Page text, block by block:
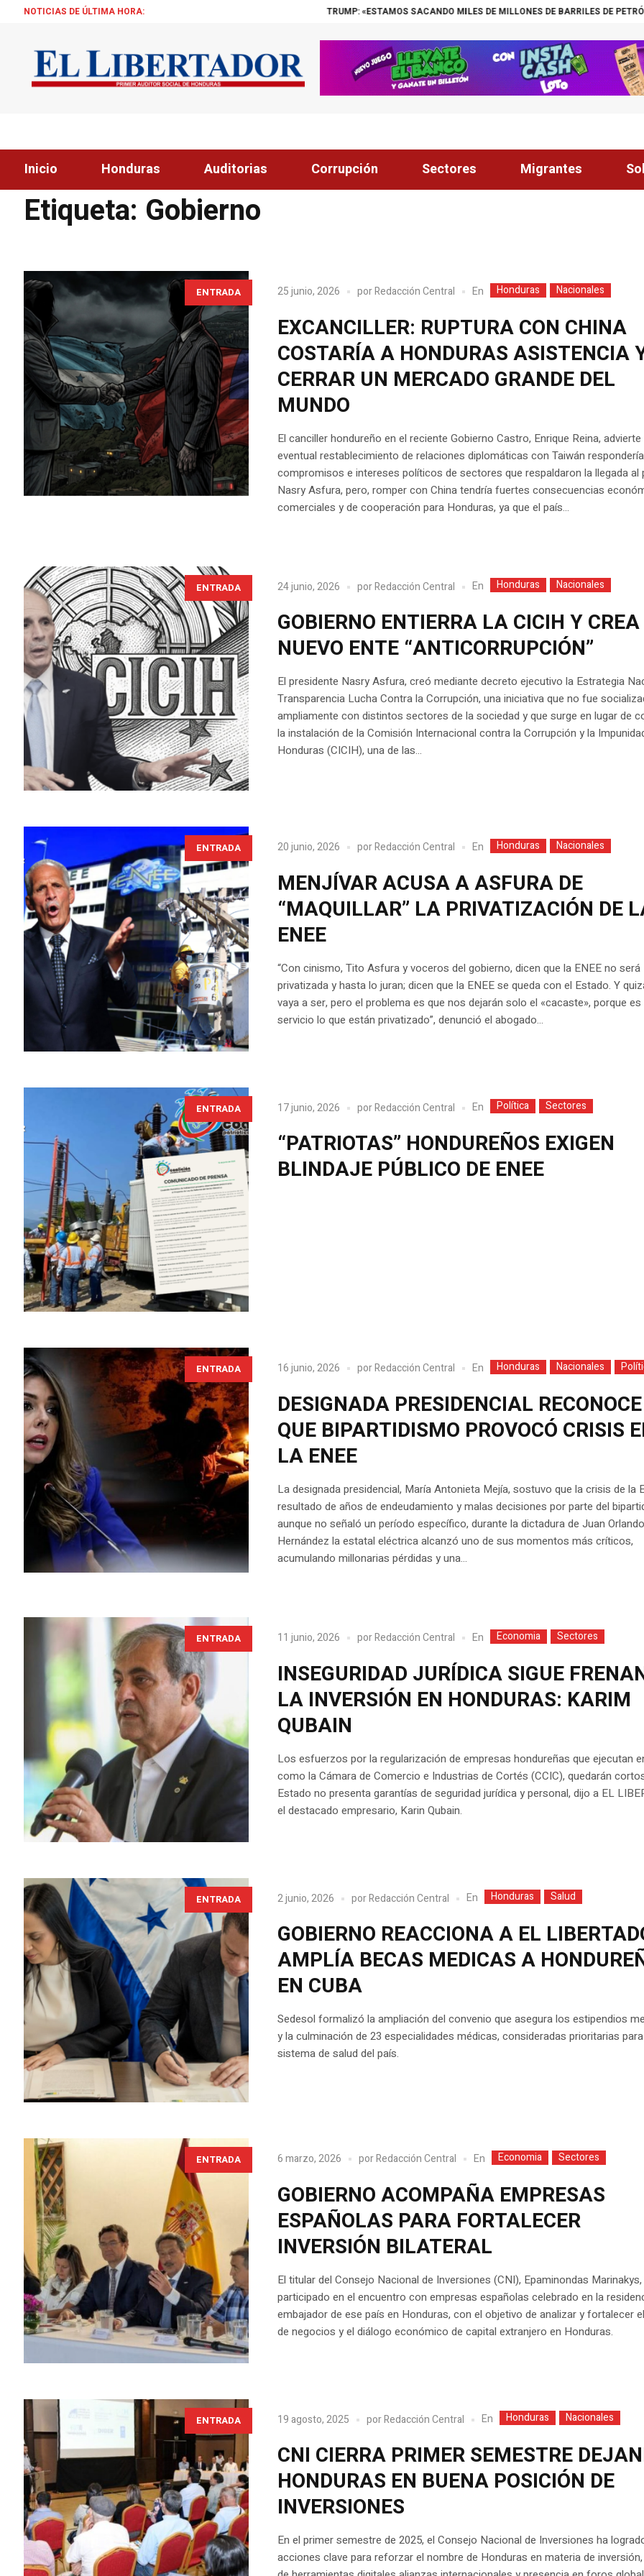
NOTICIAS DE ÚLTIMA HORA: TRUMP: «ESTAMOS SACANDO MILES DE MILLONES DE BARRILES DE PETRÓLEO DE VENEZUELA»
Inicio Honduras Auditorias Corrupción Sectores Migrantes
Etiqueta: Gobierno
ENTRADA 25 junio, 2026 porRedacción Central En Honduras Nacionales
EXCANCILLER: RUPTURA CON CHINA
COSTARÍA A HONDURAS ASISTENCIA
CERRAR UN MERCADO GRANDE DEL
MUNDO
El canciller hondureño en el reciente Gobierno Castro, Enrique Reina, advierte
eventual restablecimiento de relaciones diplomáticas con Taiwán
compromisos e intereses políticos de sectores que respaldaron la llegada al
Nasry Asfura, pero, romper con China tendría fuertes consecuencias
comerciales y de cooperación para Honduras, ya que el país...
ENTRADA 24 junio, 2026 porRedacción Central En Honduras Nacionales
GOBIERNO ENTIERRA LA CICIH Y CREA
NUEVO ENTE “ANTICORRUPCIÓN”
El presidente Nasry Asfura, creó mediante decreto ejecutivo la Estrategia
Transparencia Lucha Contra la Corrupción, una iniciativa que no fue
ampliamente con distintos sectores de la sociedad y que surge en lugar de
la instalación de la Comisión Internacional contra la Corrupción y la
Honduras (CICIH), una de las...
ENTRADA 20 junio, 2026 porRedacción Central En Honduras Nacionales
MENJÍVAR ACUSA A ASFURA DE
“MAQUILLAR” LA PRIVATIZACIÓN DE
ENEE
“Con cinismo, Tito Asfura y voceros del gobierno, dicen que la ENEE no será
privatizada y hasta lo juran; dicen que la ENEE se queda con el Estado. Y
vaya a ser, pero el problema es que nos dejarán solo el «cacaste», porque es
servicio lo que están privatizado”, denunció el abogado...
ENTRADA 17 junio, 2026 porRedacción Central En Política Sectores
“PATRIOTAS” HONDUREÑOS EXIGEN
BLINDAJE PÚBLICO DE ENEE
ENTRADA 16 junio, 2026 porRedacción Central En Honduras Nacionales
DESIGNADA PRESIDENCIAL RECONOCE
QUE BIPARTIDISMO PROVOCÓ CRISIS
LA ENEE
La designada presidencial, María Antonieta Mejía, sostuvo que la crisis de la
resultado de años de endeudamiento y malas decisiones por parte del
aunque no señaló un período específico, durante la dictadura de Juan Orlando
Hernández la estatal eléctrica alcanzó uno de sus momentos más críticos,
acumulando millonarias pérdidas y una...
ENTRADA 11 junio, 2026 porRedacción Central En Economia Sectores
INSEGURIDAD JURÍDICA SIGUE
LA INVERSIÓN EN HONDURAS: KARIM
QUBAIN
Los esfuerzos por la regularización de empresas hondureñas que ejecutan
como la Cámara de Comercio e Industrias de Cortés (CCIC), quedarán
Estado no presenta garantías de seguridad jurídica y personal, dijo a EL
el destacado empresario, Karin Qubain.
ENTRADA 2 junio, 2026 porRedacción Central En Honduras Salud
GOBIERNO REACCIONA A EL
AMPLÍA BECAS MEDICAS A
EN CUBA
Sedesol formalizó la ampliación del convenio que asegura los estipendios
y la culminación de 23 especialidades médicas, consideradas prioritarias
sistema de salud del país.
ENTRADA 6 marzo, 2026 porRedacción Central En Economia Sectores
GOBIERNO ACOMPAÑA EMPRESAS
ESPAÑOLAS PARA FORTALECER
INVERSIÓN BILATERAL
El titular del Consejo Nacional de Inversiones (CNI), Epaminondas
participado en el encuentro con empresas españolas celebrado en la
embajador de ese país en Honduras, con el objetivo de analizar y fortalecer
de negocios y el diálogo económico de capital extranjero en Honduras.
ENTRADA 19 agosto, 2025 porRedacción Central En Honduras Nacionales
CNI CIERRA PRIMER SEMESTRE
HONDURAS EN BUENA POSICIÓN DE
INVERSIONES
En el primer semestre de 2025, el Consejo Nacional de Inversiones ha
acciones clave para reforzar el nombre de Honduras en materia de